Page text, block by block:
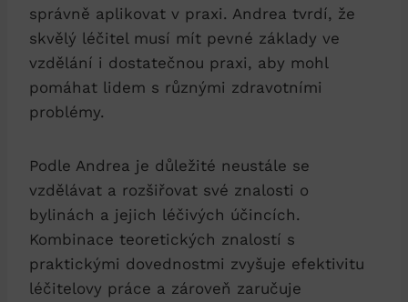
správně aplikovat v praxi. Andrea tvrdí, že
skvělý léčitel musí mít pevné základy ve
vzdělání i dostatečnou praxi, aby mohl
pomáhat lidem s různými zdravotními
problémy.
Podle Andrea je důležité neustále se
vzdělávat a rozšiřovat své znalosti o
bylinách a jejich léčivých účincích.
Kombinace teoretických znalostí s
praktickými dovednostmi zvyšuje efektivitu
léčitelovy práce a zároveň zaručuje